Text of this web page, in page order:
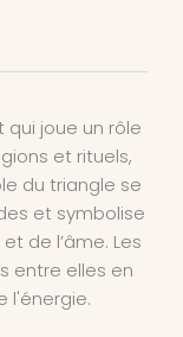
qui joue un rôle
et rituels,
du triangle se
et symbolise
de l’âme. Les
entre elles en
l'énergie.